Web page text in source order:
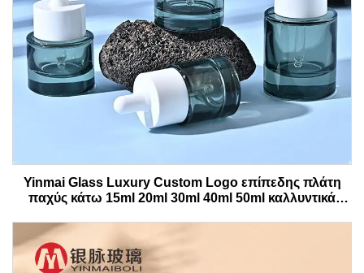
Yinmai Glass Luxury Custom Logo επίπεδης πλάτη
παχύς κάτω 15ml 20ml 30ml 40ml 50ml καλλυντικά